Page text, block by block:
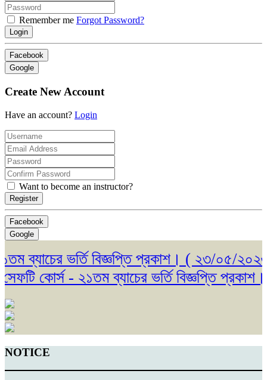
Remember me Forgot Password?
Login
Facebook
Google
Create New Account
Have an account? Login
Want to become an instructor?
Register
Facebook
Google
ভর্তি বিজ্ঞপ্তি প্রকাশ। ( ২৩/০৫/২০২৬ )
কোর্স - ২১তম ব্যাচের ভর্তি বিজ্ঞপ্তি প্রকাশ।
NOTICE